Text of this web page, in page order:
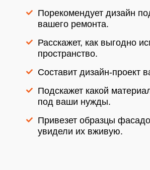
Порекомендует дизайн
вашего ремонта.
Расскажет, как выгодно
пространство.
Составит дизайн-проект
Подскажет какой
под ваши нужды.
Привезет образцы
увидели их вживую.